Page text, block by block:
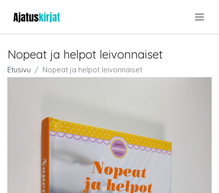
Nopeat ja helpot leivonnaiset
Etusivu Nopeat ja helpot leivonnaiset